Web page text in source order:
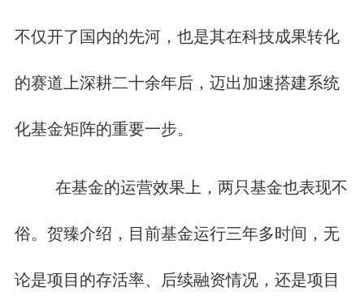
不仅开了国内的先河，也是其在科技成果转化
的赛道上深耕二十余年后，迈出加速搭建系统
化基金矩阵的重要一步。
在基金的运营效果上，两只基金也表现不
俗。贺臻介绍，目前基金运行三年多时间，无
论是项目的存活率、后续融资情况，还是项目